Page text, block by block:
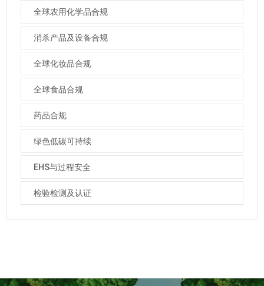
全球农用化学品合规
消杀产品及设备合规
全球化妆品合规
全球食品合规
药品合规
绿色低碳可持续
EHS与过程安全
检验检测及认证